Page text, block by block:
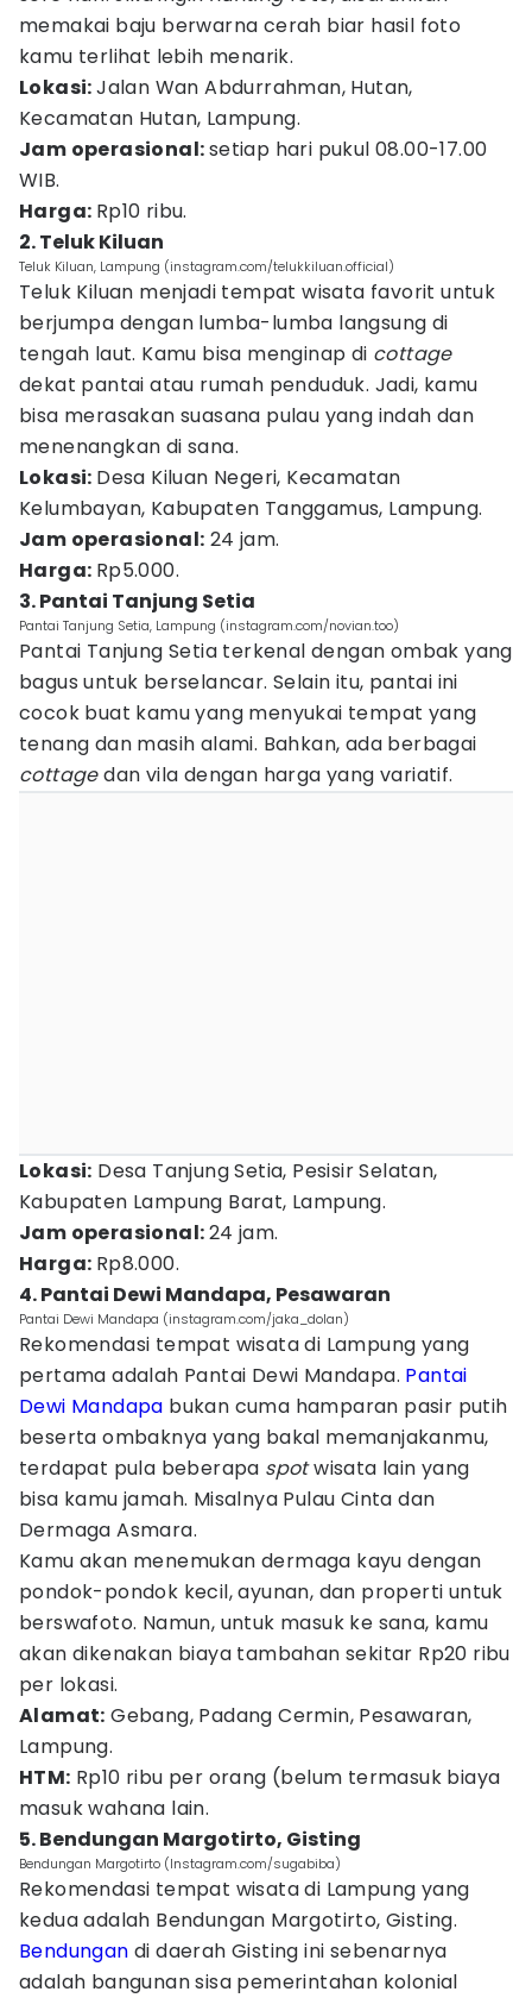
memakai baju berwarna cerah biar hasil foto
kamu terlihat lebih menarik.
Lokasi:Jalan Wan Abdurrahman, Hutan,
Kecamatan Hutan, Lampung.
Jam operasional:setiap hari pukul 08.00-17.00
WIB.
Harga: Rp10 ribu.
2. Teluk Kiluan
Teluk Kiluan, Lampung (instagram.com/telukkiluan.official)
Teluk Kiluan menjadi tempat wisata favorit untuk
berjumpa dengan lumba-lumba langsung di
tengah laut. Kamu bisa menginap di cottage
dekat pantai atau rumah penduduk. Jadi, kamu
bisa merasakan suasana pulau yang indah dan
menenangkan di sana.
Lokasi: Desa Kiluan Negeri, Kecamatan
Kelumbayan, Kabupaten Tanggamus, Lampung.
Jam operasional: 24 jam.
Harga: Rp5.000.
3. Pantai Tanjung Setia
Pantai Tanjung Setia, Lampung (instagram.com/novian.too)
Pantai Tanjung Setia terkenal dengan ombak yang
bagus untuk berselancar. Selain itu, pantai ini
cocok buat kamu yang menyukai tempat yang
tenang dan masih alami. Bahkan, ada berbagai
cottagedan vila dengan harga yang variatif.
Lokasi: Desa Tanjung Setia, Pesisir Selatan,
Kabupaten Lampung Barat, Lampung.
Jam operasional:24 jam.
Harga: Rp8.000.
4. Pantai Dewi Mandapa, Pesawaran
Pantai Dewi Mandapa (instagram.com/jaka_dolan)
Rekomendasi tempat wisata di Lampung yang
pertama adalah Pantai Dewi Mandapa. Pantai
Dewi Mandapa bukan cuma hamparan pasir putih
beserta ombaknya yang bakal memanjakanmu,
terdapat pula beberapa spotwisata lain yang
bisa kamu jamah. Misalnya Pulau Cinta dan
Dermaga Asmara.
Kamu akan menemukan dermaga kayu dengan
pondok-pondok kecil, ayunan, dan properti untuk
berswafoto. Namun, untuk masuk ke sana, kamu
akan dikenakan biaya tambahan sekitar Rp20 ribu
per lokasi.
Alamat: Gebang, Padang Cermin, Pesawaran,
Lampung.
HTM: Rp10 ribu per orang (belum termasuk biaya
masuk wahana lain.
5. Bendungan Margotirto, Gisting
Bendungan Margotirto (Instagram.com/sugabiba)
Rekomendasi tempat wisata di Lampung yang
kedua adalah Bendungan Margotirto, Gisting.
Bendungan di daerah Gisting ini sebenarnya
adalah bangunan sisa pemerintahan kolonial